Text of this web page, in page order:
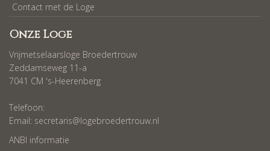
Contact met de Loge
Onze Loge
Vrijmetselaarsloge Broedertrouw
Zeddamseweg 11-a
7041 CM 's-Heerenberg
Telefoon:
Email: secretaris@logebroedertrouw.nl
ANBI informatie